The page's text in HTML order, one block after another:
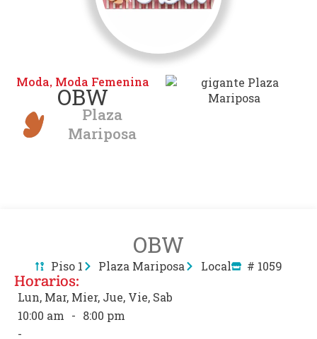
Moda, Moda Femenina
OBW
Plaza
Mariposa
OBW
Piso 1 Plaza Mariposa Local # 1059
Horarios:
Lun, Mar, Mier, Jue, Vie, Sab
10:00 am - 8:00 pm
-